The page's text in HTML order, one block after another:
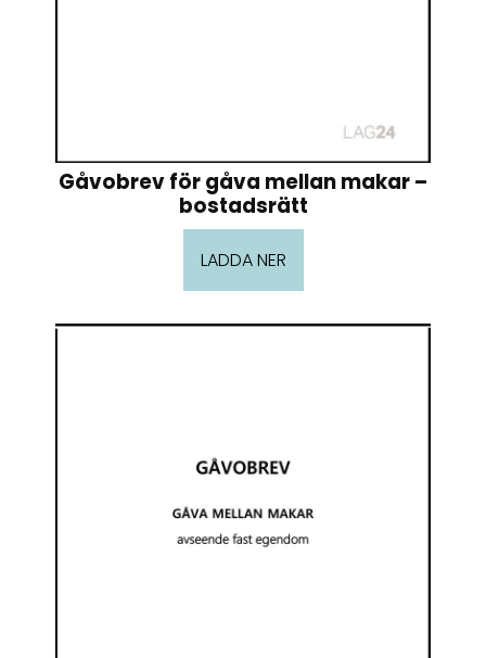
Gåvobrev för gåva mellan makar –
bostadsrätt
LADDA NER